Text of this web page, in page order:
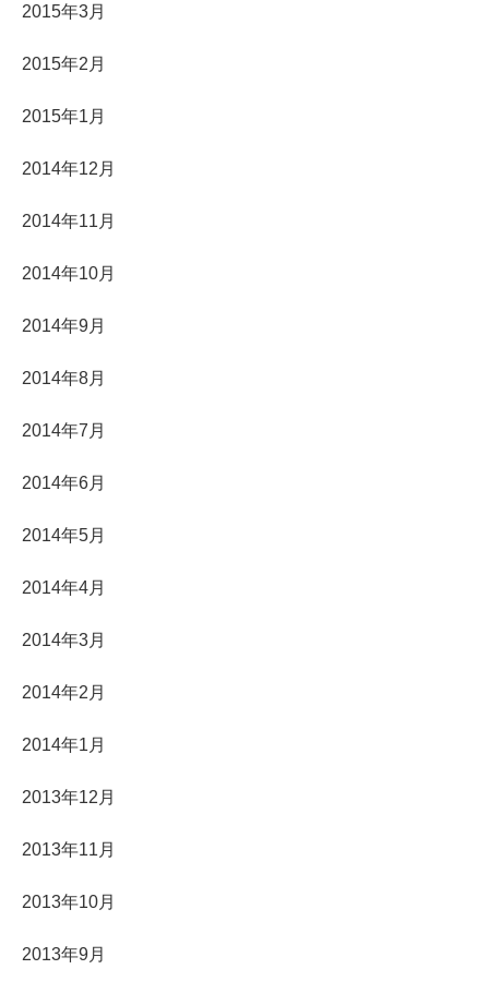
2015年3月
2015年2月
2015年1月
2014年12月
2014年11月
2014年10月
2014年9月
2014年8月
2014年7月
2014年6月
2014年5月
2014年4月
2014年3月
2014年2月
2014年1月
2013年12月
2013年11月
2013年10月
2013年9月